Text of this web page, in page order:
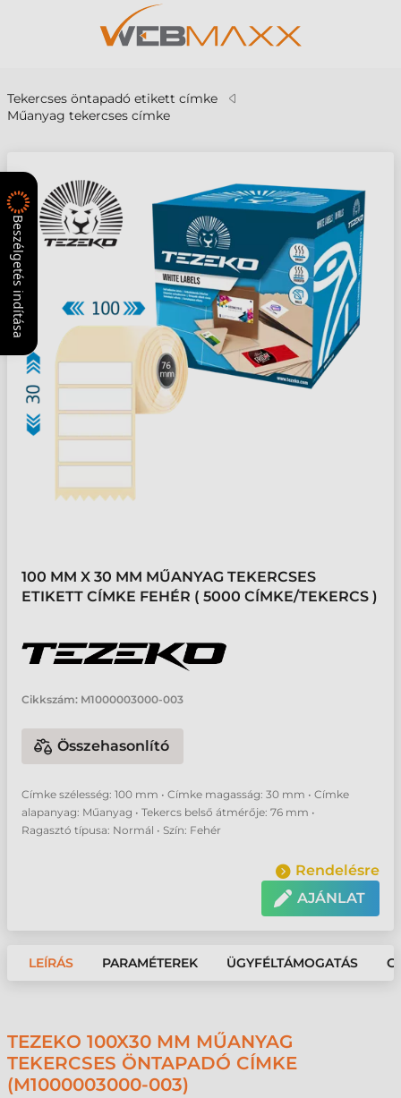
Tekercses öntapadó etikett címke
Műanyag tekercses címke
100 MM X 30 MM MŰANYAG TEKERCSES
ETIKETT CÍMKE FEHÉR ( 5000 CÍMKE/TEKERCS )
Cikkszám: M1000003000-003
Összehasonlító
Címke szélesség: 100 mm • Címke magasság: 30 mm • Címke
alapanyag: Műanyag • Tekercs belső átmérője: 76 mm •
Ragasztó típusa: Normál • Szín: Fehér
Rendelésre
AJÁNLAT
LEÍRÁS PARAMÉTEREK ÜGYFÉLTÁMOGATÁS
TEZEKO 100X30 MM MŰANYAG
TEKERCSES ÖNTAPADÓ CÍMKE
(M1000003000-003)
Beszélgetés indítása